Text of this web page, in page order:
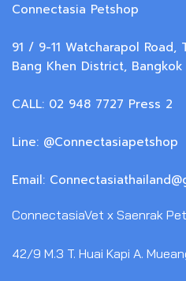
Connectasia Petshop
91 / 9-11 Watcharapol Road,
Bang Khen District, Bangkok
CALL: 02 948 7727 Press 2
Line: @Connectasiapetshop
Email:
ConnectasiaVet x Saenrak
42/9 M.3 T. Huai Kapi A.